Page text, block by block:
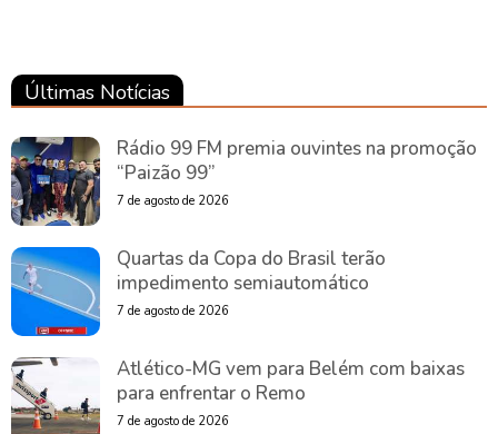
Últimas Notícias
Rádio 99 FM premia ouvintes na promoção
“Paizão 99”
7 de agosto de 2026
Quartas da Copa do Brasil terão
impedimento semiautomático
7 de agosto de 2026
Atlético-MG vem para Belém com baixas
para enfrentar o Remo
7 de agosto de 2026